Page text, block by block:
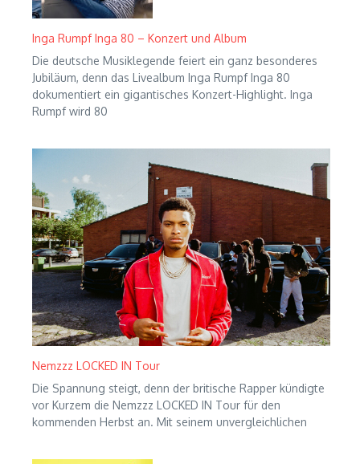
Inga Rumpf Inga 80 – Konzert und Album
Die deutsche Musiklegende feiert ein ganz besonderes
Jubiläum, denn das Livealbum Inga Rumpf Inga 80
dokumentiert ein gigantisches Konzert-Highlight. Inga
Rumpf wird 80
Nemzzz LOCKED IN Tour
Die Spannung steigt, denn der britische Rapper kündigte
vor Kurzem die Nemzzz LOCKED IN Tour für den
kommenden Herbst an. Mit seinem unvergleichlichen